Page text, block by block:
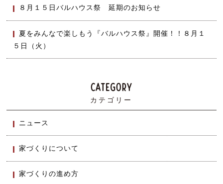
８月１５日バルハウス祭 延期のお知らせ
夏をみんなで楽しもう『バルハウス祭』開催！！８月１
５日（火）
カテゴリー
ニュース
家づくりについて
家づくりの進め方